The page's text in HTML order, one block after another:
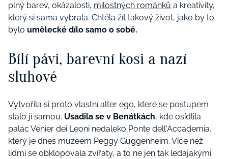
plný barev, okázalosti, milostných románků a kreativity,
který si sama vybrala. Chtěla žít takový život, jako by to
bylo umělecké dílo samo o sobě.
Bílí pávi, barevní kosi a nazí
sluhové
Vytvořila si proto vlastní alter ego, které se postupem
stalo jí samou. Usadila se v Benátkách, kde osídlila
palác Venier dei Leoni nedaleko Ponte dell'Accademia,
který je dnes muzeem Peggy Guggenheim. Více než
lidmi se obklopovala zvířaty, a to ne jen tak ledajakými.